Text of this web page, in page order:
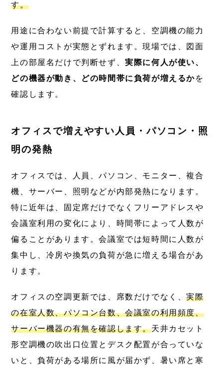
す。
用途に合わない前提で計算すると、空調機の能力
や運用コストが実態とずれます。現場では、図面
上の部屋名だけで判断せず、実際に何人が使い、
どの機器が動き、どの時間帯に負荷が増えるかを
確認します。
オフィスで増えやすい人員・パソコン・照
明の発熱
オフィスでは、人員、パソコン、モニター、複合
機、サーバー、照明などが内部発熱になります。
特に近年は、固定席だけでなくフリーアドレスや
会議室利用の変化により、時間帯によって人数が
偏ることがあります。会議室では短時間に人数が
集中し、冷房や換気の負荷が急に増える場合があ
ります。
オフィスの空調更新では、席数だけでなく、実際
の在室人数、パソコン台数、会議室の利用頻度、
サーバー機器の有無を確認します。天井カセット
形空調機の吹出口位置とデスク配置が合っていな
いと、負荷がある場所に風が届かず、暑い席と寒